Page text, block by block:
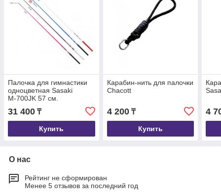
Палочка для гимнастики
одноцветная Sasaki
М-700JK 57 см.
31 400 ₸
Купить
Карабин-нить для палочки
Chacott
4 200₸
Купить
4
О нас
Рейтинг не сформирован
Менее 5 отзывов за последний год